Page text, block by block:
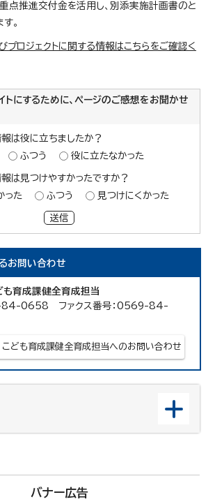
点推進交付金を活用し、別添実施計画書のと
。
プロジェクトに関する情報はこちらをご確認く
トにするために、ページのご感想をお聞かせ
は役に立ちましたか？
ふつう 役に立たなかった
は見つけやすかったですか？
った
ふつう 見つけにくかった
送信
お問い合わせ
も育成課健全育成担当
84-0658 ファクス番号：0569-84-
こども育成課健全育成担当へのお問い合わせ
バナー広告